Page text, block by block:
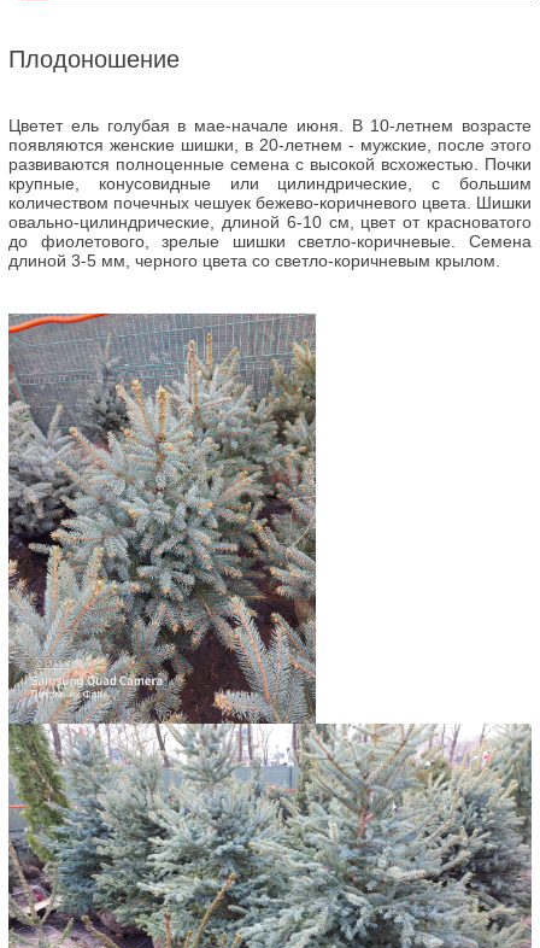
Плодоношение
Цветет ель голубая в мае-начале июня. В 10-летнем возрасте
появляются женские шишки, в 20-летнем - мужские, после этого
развиваются полноценные семена с высокой всхожестью. Почки
крупные, конусовидные или цилиндрические, с большим
количеством почечных чешуек бежево-коричневого цвета. Шишки
овально-цилиндрические, длиной 6-10 см, цвет от красноватого
до фиолетового, зрелые шишки светло-коричневые. Семена
длиной 3-5 мм, черного цвета со светло-коричневым крылом.